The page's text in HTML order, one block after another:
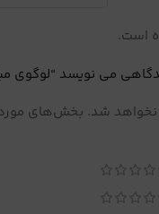
است.
می نویسد “لوگوی
نخواهد شد. بخش‌های